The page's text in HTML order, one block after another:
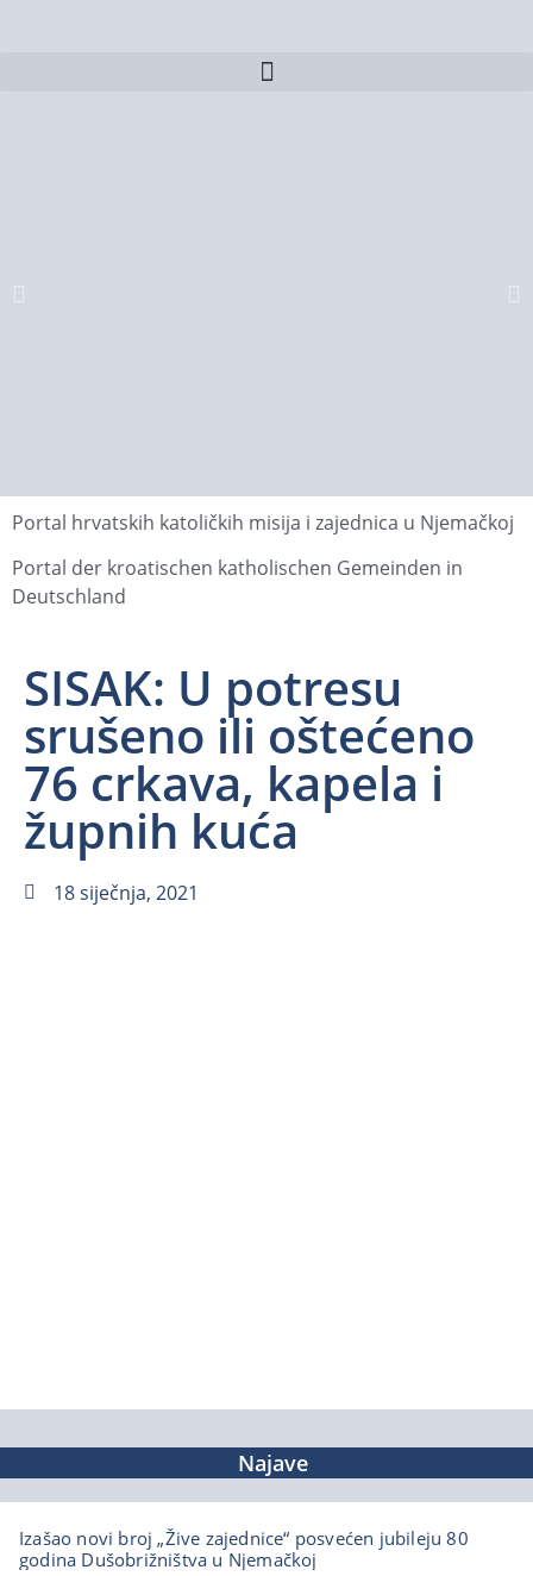
Portal hrvatskih katoličkih misija i zajednica u Njemačkoj
Portal der kroatischen katholischen Gemeinden in
Deutschland
SISAK: U potresu
srušeno ili oštećeno
76 crkava, kapela i
župnih kuća
18 siječnja, 2021
Najave
Izašao novi broj „Žive zajednice“ posvećen jubileju 80
godina Dušobrižništva u Njemačkoj